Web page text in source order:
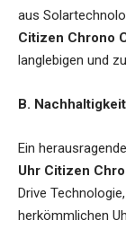
aus
Citizen Chrono
langlebigen und
B.
Ein
Uhr Citizen
Drive
herkömmlichen